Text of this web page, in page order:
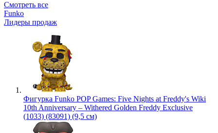
Смотреть все
Funko
Лидеры продаж
Фигурка Funko POP Games: Five Nights at Freddy's Wiki
10th Anniversary – Withered Golden Freddy Exclusive
(1033) (83091) (9,5 см)